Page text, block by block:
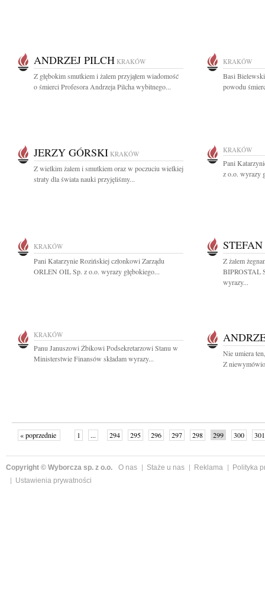
ANDRZEJ PILCH KRAKÓW
Z głębokim smutkiem i żalem przyjąłem wiadomość
o śmierci Profesora Andrzeja Pilcha wybitnego...
KRAKÓW
Basi
powodu
JERZY GÓRSKI KRAKÓW
Z wielkim żalem i smutkiem oraz w poczuciu wielkiej
straty dla świata nauki przyjęliśmy...
KRAKÓW
Pani
z o.o. wyrazy
KRAKÓW
Pani Katarzynie Rozińskiej członkowi Zarządu
ORLEN OIL Sp. z o.o. wyrazy głębokiego...
Z żalem
BIPROSTAL
wyrazy...
KRAKÓW
Panu Januszowi Żbikowi Podsekretarzowi Stanu w
Ministerstwie Finansów składam wyrazy...
Nie umiera
Z
« poprzednie 1 ... 294 295 296 297 298 299 300
301
Copyright © Wyborcza sp. z o.o. O nas Staże u nas Reklama
Polityka
Ustawienia prywatności